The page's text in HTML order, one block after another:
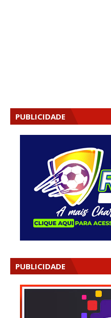
PUBLICIDADE
PUBLICIDADE